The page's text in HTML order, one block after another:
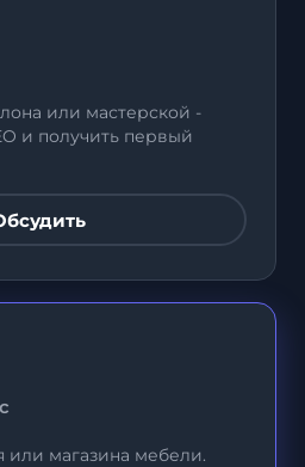
или мастерской -
и получить первый
или магазина мебели.